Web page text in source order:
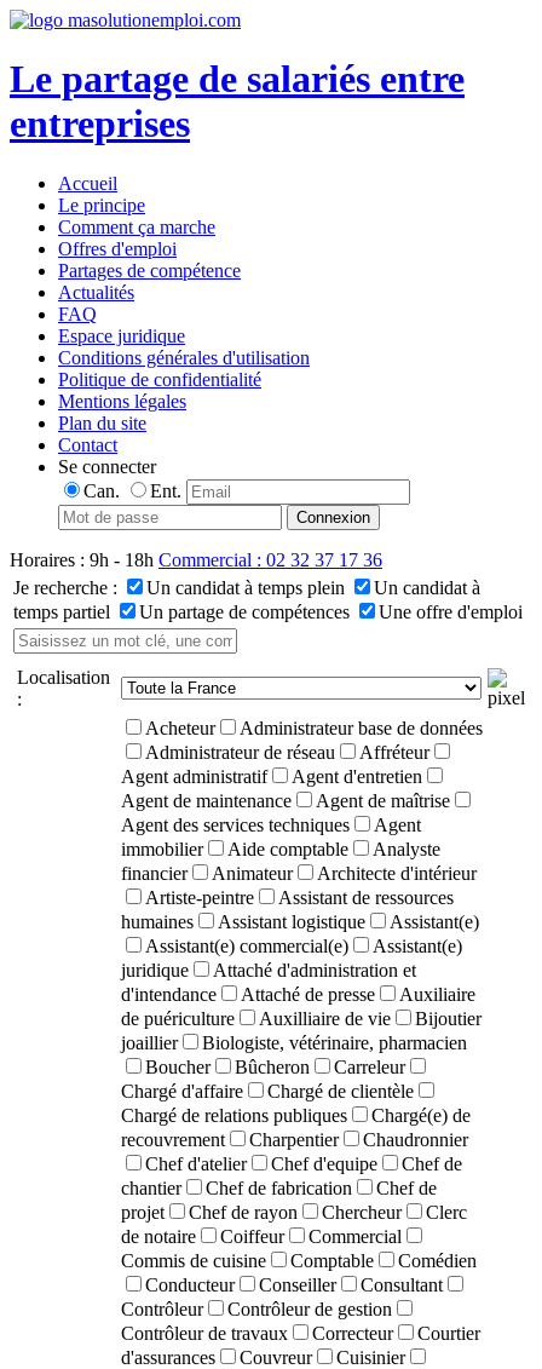
Le partage de salariés entre
entreprises
Accueil
Le principe
Comment ça marche
Offres d'emploi
Partages de compétence
Actualités
FAQ
Espace juridique
Conditions générales d'utilisation
Politique de confidentialité
Mentions légales
Plan du site
Contact
Se connecter
Can.
Ent.
Horaires : 9h - 18h Commercial : 02 32 37 17 36
Je recherche :
Un candidat à temps plein
Un candidat à
temps partiel
Un partage de compétences Une offre d'emploi
Localisation
:
Acheteur
Administrateur base de données
Administrateur de réseau
Affréteur
Agent administratif
Agent d'entretien
Agent de maintenance
Agent de maîtrise
Agent des services techniques
Agent
immobilier
Aide comptable
Analyste
financier
Animateur
Architecte d'intérieur
Artiste-peintre
Assistant de ressources
humaines
Assistant logistique
Assistant(e)
Assistant(e) commercial(e)
Assistant(e)
juridique
Attaché d'administration et
d'intendance
Attaché de presse
Auxiliaire
de puériculture
Auxilliaire de vie
Bijoutier
joaillier
Biologiste, vétérinaire, pharmacien
Boucher
Bûcheron
Carreleur
Chargé d'affaire
Chargé de clientèle
Chargé de relations publiques
Chargé(e) de
recouvrement
Charpentier
Chaudronnier
Chef d'atelier
Chef d'equipe
Chef de
chantier
Chef de fabrication
Chef de
projet
Chef de rayon Chercheur
Clerc
de notaire
Coiffeur
Commercial
Commis de cuisine
Comptable
Comédien
Conducteur
Conseiller
Consultant
Contrôleur
Contrôleur de gestion
Contrôleur de travaux
Correcteur
Courtier
d'assurances
Couvreur
Cuisinier